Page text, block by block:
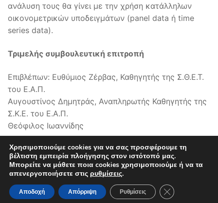
ανάλυση τους θα γίνει με την χρήση κατάλληλων
οικονομετρικών υποδειγμάτων (panel data ή time
series data).
Τριμελής συμβουλευτική επιτροπή
Επιβλέπων: Ευθύμιος Ζέρβας, Καθηγητής της Σ.Θ.Ε.Τ.
του Ε.Α.Π.
Αυγουστίνος Δημητράς, Αναπληρωτής Καθηγητής της
Σ.Κ.Ε. του Ε.Α.Π.
Θεόφιλος Ιωαννίδης
Πνευματικά δικαιώματα © 2026
Πανεπιστήμιο–Δήλωση Προσβασιμότητας
Χρησιμοποιούμε cookies για να σας προσφέρουμε τη
βέλτιστη εμπειρία πλοήγησης στον ιστότοπό μας.
Μπορείτε να μάθετε ποια cookies χρησιμοποιούμε ή να τα
απενεργοποιήσετε στις ρυθμίσεις.
Αποδοχή Απόρριψη Ρυθμίσεις Κλείσιμο του